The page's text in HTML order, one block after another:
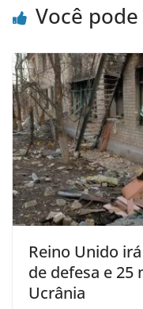
Você
Reino Unido
de defesa e 25
Ucrânia